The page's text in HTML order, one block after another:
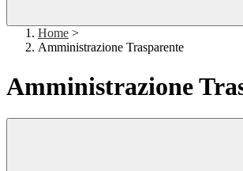
Home >
Amministrazione Trasparente
Amministrazione